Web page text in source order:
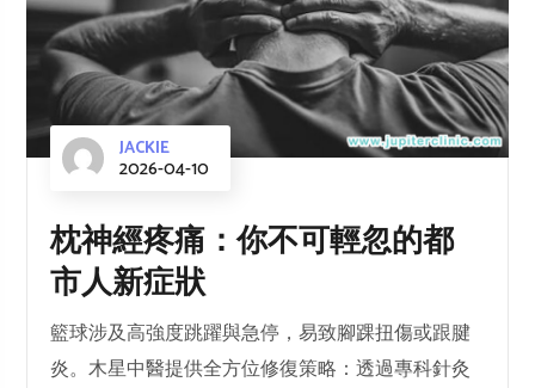
JACKIE
2026-04-10
枕神經疼痛：你不可輕忽的都
市人新症狀
籃球涉及高強度跳躍與急停，易致腳踝扭傷或跟腱
炎。木星中醫提供全方位修復策略：透過專科針灸